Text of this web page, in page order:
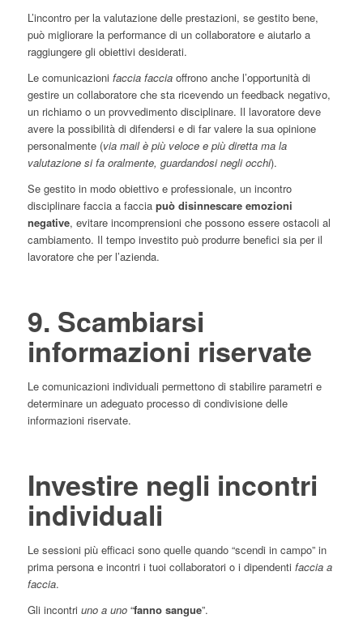
L’incontro per la valutazione delle prestazioni, se gestito bene,
può migliorare la performance di un collaboratore e aiutarlo a
raggiungere gli obiettivi desiderati.
Le comunicazioni faccia facciaoffrono anche l’opportunità di
gestire un collaboratore che sta ricevendo un feedback negativo,
un richiamo o un provvedimento disciplinare. Il lavoratore deve
avere la possibilità di difendersi e di far valere la sua opinione
personalmente (via mail è più veloce e più diretta ma la
valutazione si fa oralmente, guardandosi negli occhi).
Se gestito in modo obiettivo e professionale, un incontro
disciplinare faccia a faccia può disinnescare emozioni
negative, evitare incomprensioni che possono essere ostacoli al
cambiamento. Il tempo investito può produrre benefici sia per il
lavoratore che per l’azienda.
9. Scambiarsi
informazioni riservate
Le comunicazioni individuali permettono di stabilire parametri e
determinare un adeguato processo di condivisione delle
informazioni riservate.
Investire negli incontri
individuali
Le sessioni più efficaci sono quelle quando “scendi in campo” in
prima persona e incontri i tuoi collaboratori o i dipendenti faccia a
faccia.
Gli incontri uno a uno“fanno sangue”.